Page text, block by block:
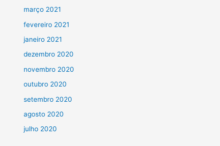
março 2021
fevereiro 2021
janeiro 2021
dezembro 2020
novembro 2020
outubro 2020
setembro 2020
agosto 2020
julho 2020